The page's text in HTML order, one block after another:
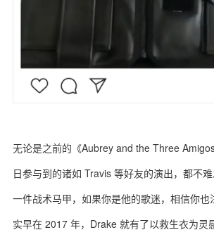
无论是之前的《Aubrey and the Three
日参与到的诸如 Travis 等好友的演出，都不
一件战术马甲，如果你是他的歌迷，相信你
实早在 2017 年，Drake 就有了以救生衣为灵